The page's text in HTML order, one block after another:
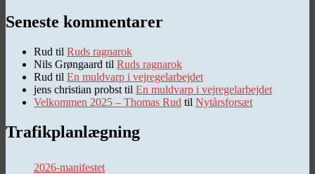
Seneste kommentarer
Rud til Ruds ragnarok
Nils Grøngaard til Ruds ragnarok
Rud til En muldvarp i vejregelarbejdet
jens christian probst til En muldvarp i vejregelarbejdet
Velkommen 2025 – Thomas Rud til Nytårsforsæt
Trafikplanlægning
2026-manifestet